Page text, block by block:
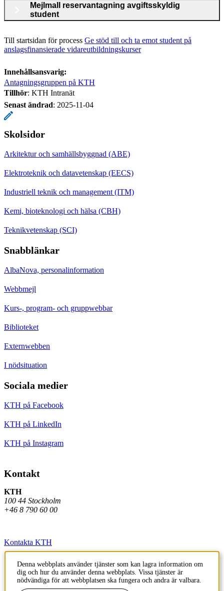
Mejlmall reservantagning avgiftsskyldig
student
Till startsidan för process Ge stöd till och ta emot student på
anslagsfinansierade vidareutbildningskurser
Innehållsansvarig:
Antagningsgruppen på KTH
Tillhör: KTH Intranät
Senast ändrad: 2025-11-04
Skolsidor
Arkitektur och samhällsbyggnad (ABE)
Elektroteknik och datavetenskap (EECS)
Industriell teknik och management (ITM)
Kemi, bioteknologi och hälsa (CBH)
Teknikvetenskap (SCI)
Snabblänkar
AlbaNova, personalinformation
Webbmejl
Kurs-, program- och gruppwebbar
Biblioteket
Externwebben
I nödsituation
Sociala medier
KTH på Facebook
KTH på LinkedIn
KTH på Instagram
Kontakt
KTH
100 44 Stockholm
+46 8 790 60 00
Kontakta KTH
Jobba på KTH
Press och media
Denna webbplats använder tjänster som kan lagra information om
dig och hur du använder denna webbplats. Vissa tjänster är
nödvändiga för att webbplatsen ska fungera och andra är valbara.